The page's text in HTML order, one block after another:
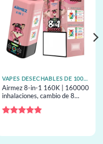
VAPES DESECHABLES DE 100K CALADAS
Airmez 8-in-1 160K | 160000
inhalaciones, cambio de 8
grande, vape desechable a
de 5